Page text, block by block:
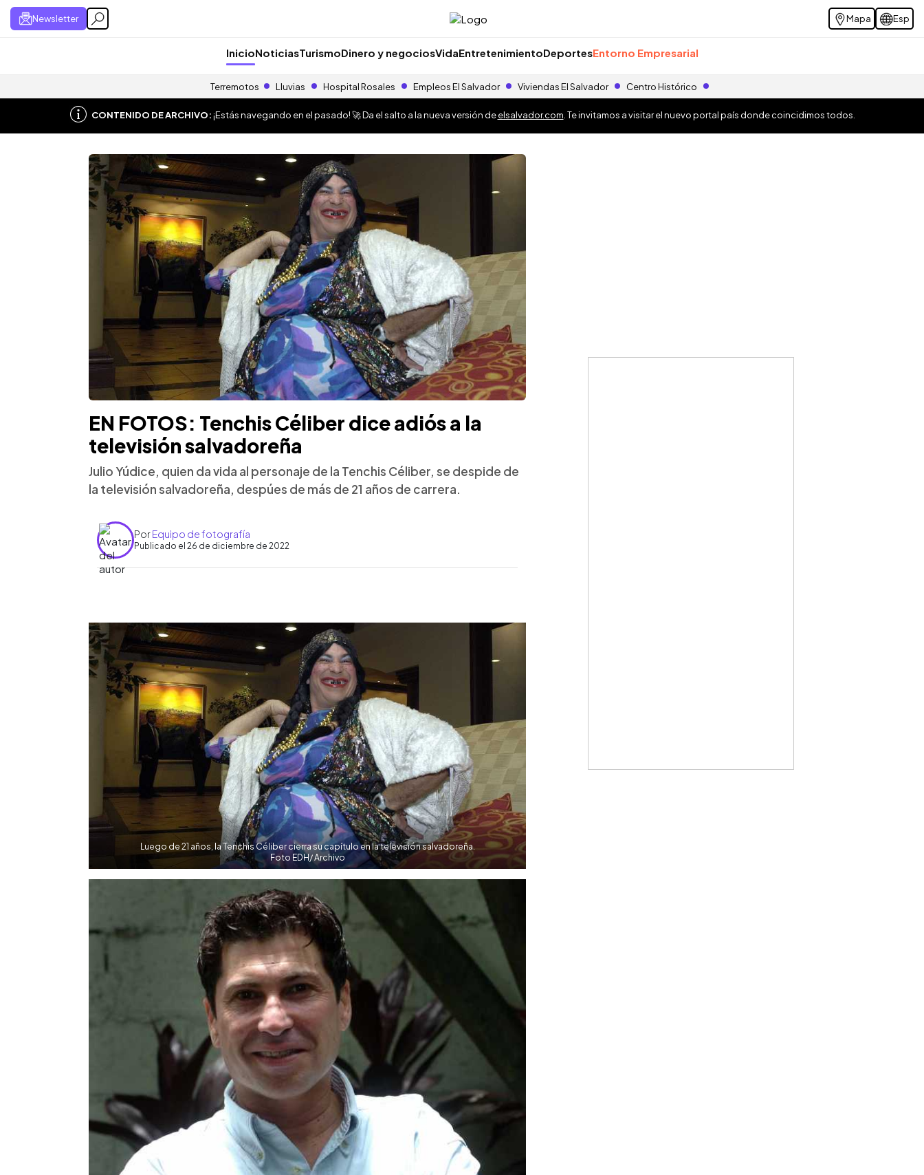
Newsletter Mapa Esp
InicioNoticiasTurismoDinero y negociosVidaEntretenimientoDeportesEntorno Empresarial
Terremotos Lluvias Hospital Rosales Empleos El Salvador Viviendas El Salvador Centro Histórico
CONTENIDO DE ARCHIVO:¡Estás navegando en el pasado! 🚀 Da el salto a la nueva versión deelsalvador.com . Te invitamos a visitar el nuevo portal país donde coincidimos todos.
EN FOTOS: Tenchis Céliber dice adiós a la
televisión salvadoreña
Julio Yúdice, quien da vida al personaje de la Tenchis Céliber, se despide de
la televisión salvadoreña, despúes de más de 21 años de carrera.
PorEquipo de fotografía
Publicado el 26 de diciembre de 2022
► Escuchar artículo
Luego de 21 años, la Tenchis Céliber cierra su capítulo en la televisión salvadoreña.
Foto EDH/ Archivo